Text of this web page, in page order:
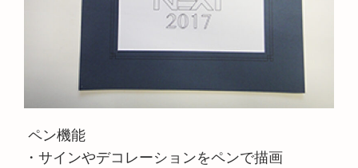
ペン機能
・サインやデコレーションをペンで描画